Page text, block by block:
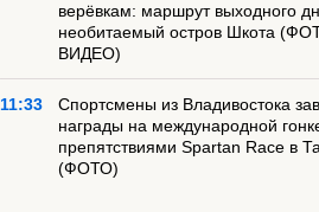
верёвкам: маршрут выходного
необитаемый остров Шкота
ВИДЕО)
11:33
Спортсмены из Владивостока
награды на международной
препятствиями Spartan Race в
(ФОТО)